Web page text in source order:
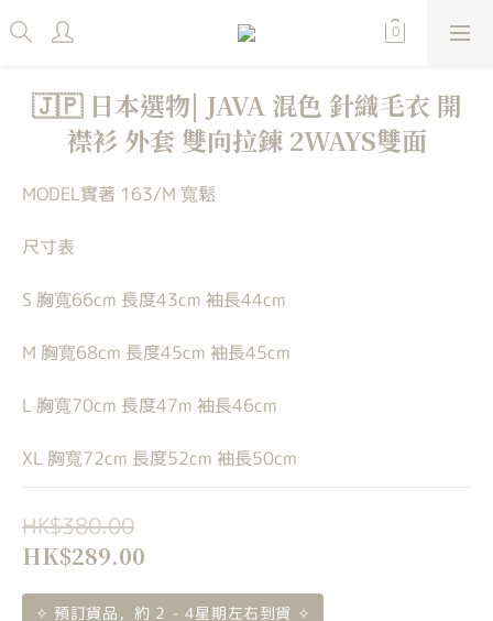
🇯🇵 日本選物| JAVA 混色 針織毛衣 開
襟衫 外套 雙向拉鍊 2WAYS雙面
MODEL實著 163/M 寬鬆
尺寸表
S 胸寬66cm 長度43cm 袖長44cm
M 胸寬68cm 長度45cm 袖長45cm
L 胸寬70cm 長度47m 袖長46cm
XL 胸寬72cm 長度52cm 袖長50cm
HK$380.00
HK$289.00
✧ 預訂貨品，約 2 - 4星期左右到貨 ✧